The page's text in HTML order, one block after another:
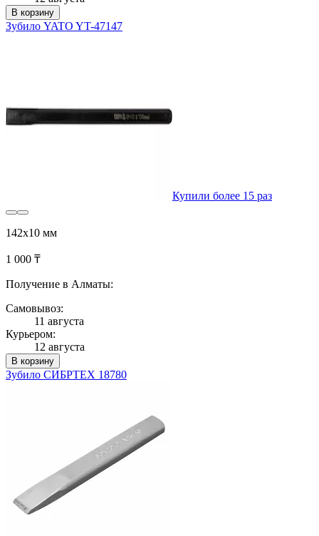
В корзину
Зубило YATO YT-47147
Купили более 15 раз
142х10 мм
1 000 ₸
Получение в Алматы:
Самовывоз:
11 августа
Курьером:
12 августа
В корзину
Зубило СИБРТЕХ 18780